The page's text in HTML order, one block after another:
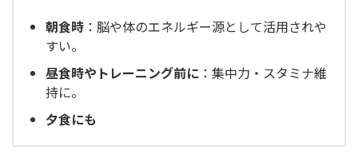
朝食時 ：脳や体のエネルギー源として活用されや
すい。
昼食時やトレーニング前に ：集中力・スタミナ維
持に。
夕食にも